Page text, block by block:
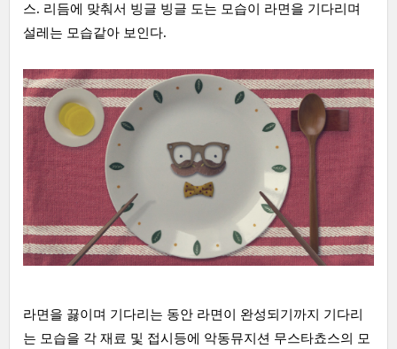
스. 리듬에 맞춰서 빙글 빙글 도는 모습이 라면을 기다리며
설레는 모습같아 보인다.
라면을 끓이며 기다리는 동안 라면이 완성되기까지 기다리
는 모습을 각 재료 및 접시등에 악동뮤지션 무스타쵸스의 모